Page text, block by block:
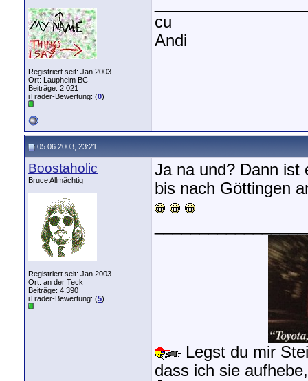
Registriert seit: Jan 2003
Ort: Laupheim BC
Beiträge: 2.021
iTrader-Bewertung: (0)
cu
Andi
05.06.2003, 23:21
Boostaholic
Bruce Allmächtig
Registriert seit: Jan 2003
Ort: an der Teck
Beiträge: 4.390
iTrader-Bewertung: (5)
Ja na und? Dann ist
bis nach Göttingen
Legst du mir
dass ich sie